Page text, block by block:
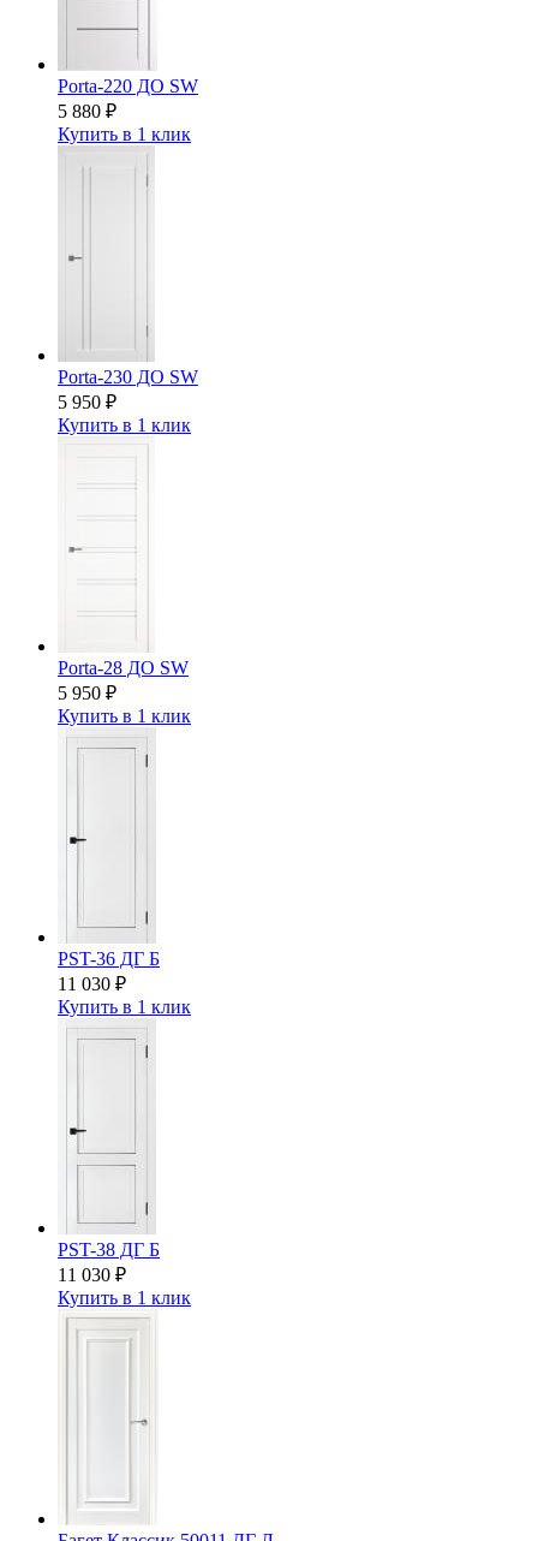
Porta-220 ДО SW
5 880 ₽
Купить в 1 клик
Porta-230 ДО SW
5 950 ₽
Купить в 1 клик
Porta-28 ДО SW
5 950 ₽
Купить в 1 клик
PST-36 ДГ Б
11 030 ₽
Купить в 1 клик
PST-38 ДГ Б
11 030 ₽
Купить в 1 клик